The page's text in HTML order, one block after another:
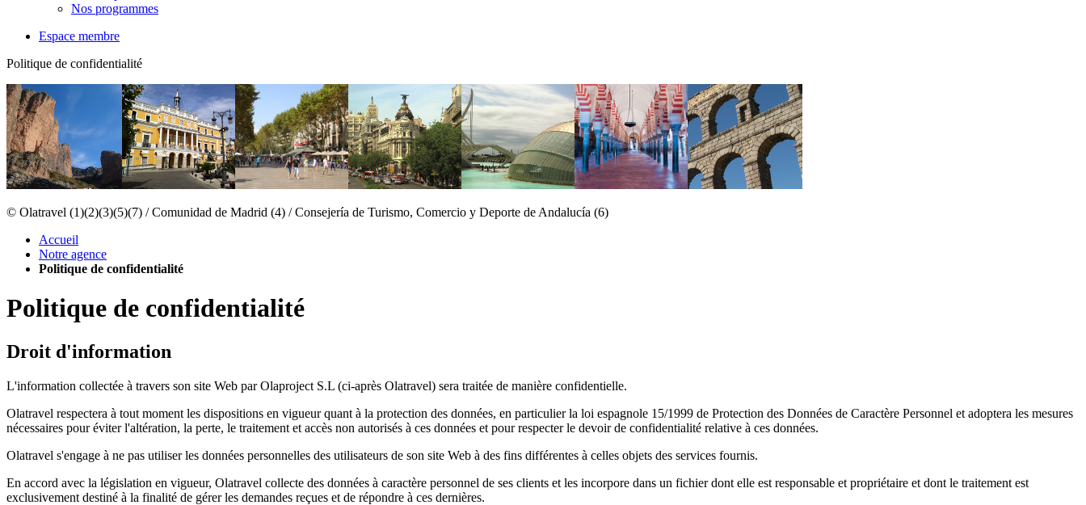
Nos programmes
Espace membre
Politique de confidentialité
© Olatravel (1)(2)(3)(5)(7) / Comunidad de Madrid (4) / Consejería de Turismo, Comercio y Deporte de Andalucía (6)
Accueil
Notre agence
Politique de confidentialité
Politique de confidentialité
Droit d'information
L'information collectée à travers son site Web par Olaproject S.L (ci-après Olatravel) sera traitée de manière confidentielle.
Olatravel respectera à tout moment les dispositions en vigueur quant à la protection des données, en particulier la loi espagnole 15/1999 de Protection des Données de Caractère Personnel et adoptera les mesures
nécessaires pour éviter l'altération, la perte, le traitement et accès non autorisés à ces données et pour respecter le devoir de confidentialité relative à ces données.
Olatravel s'engage à ne pas utiliser les données personnelles des utilisateurs de son site Web à des fins différentes à celles objets des services fournis.
En accord avec la législation en vigueur, Olatravel collecte des données à caractère personnel de ses clients et les incorpore dans un fichier dont elle est responsable et propriétaire et dont le traitement est
exclusivement destiné à la finalité de gérer les demandes reçues et de répondre à ces dernières.